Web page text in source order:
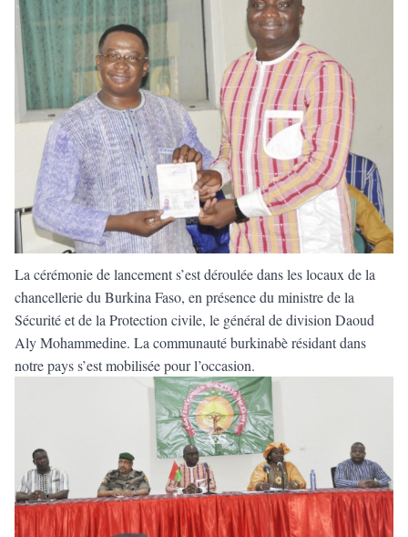
La cérémonie de lancement s’est déroulée dans les locaux de la
chancellerie du Burkina Faso, en présence du ministre de la
Sécurité et de la Protection civile, le général de division Daoud
Aly Mohammedine. La communauté burkinabè résidant dans
notre pays s’est mobilisée pour l’occasion.